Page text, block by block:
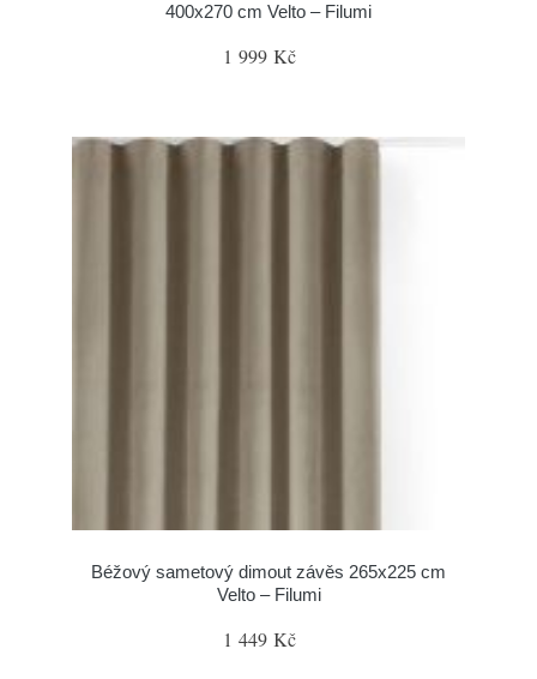
400x270 cm Velto – Filumi
1 999 Kč
Béžový sametový dimout závěs 265x225 cm
Velto – Filumi
1 449 Kč